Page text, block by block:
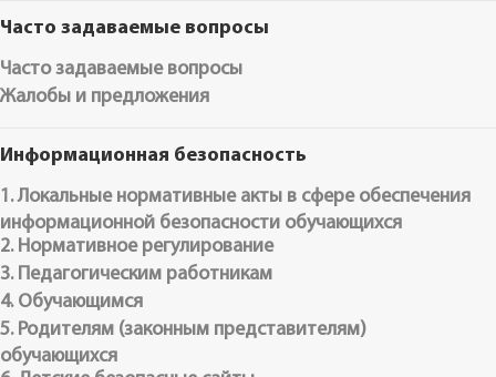
Часто задаваемые вопросы
Часто задаваемые вопросы
Жалобы и предложения
Информационная безопасность
1. Локальные нормативные акты в сфере обеспечения
информационной безопасности обучающихся
2. Нормативное регулирование
3. Педагогическим работникам
4. Обучающимся
5. Родителям (законным представителям)
обучающихся